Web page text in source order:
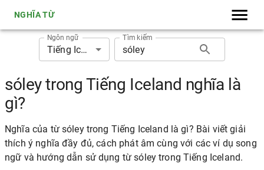
NGHĨA TỪ
Ngôn ngữ
Tiếng Iceland
Tìm kiếm
sóley trong Tiếng Iceland nghĩa là
gì?
Nghĩa của từ sóley trong Tiếng Iceland là gì? Bài viết giải
thích ý nghĩa đầy đủ, cách phát âm cùng với các ví dụ song
ngữ và hướng dẫn sử dụng từ sóley trong Tiếng Iceland.